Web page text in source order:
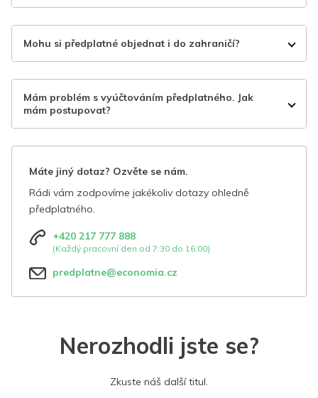
Mohu si předplatné objednat i do zahraničí?
Mám problém s vyúčtováním předplatného. Jak
mám postupovat?
Máte jiný dotaz? Ozvěte se nám.
Rádi vám zodpovíme jakékoliv dotazy ohledně
předplatného.
+420 217 777 888
(Každý pracovní den od 7:30 do 16:00)
predplatne@economia.cz
Nerozhodli jste se?
Zkuste náš další titul.